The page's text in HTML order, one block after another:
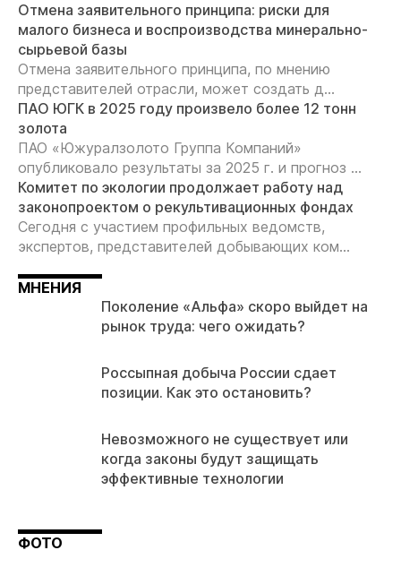
Отмена заявительного принципа: риски для
малого бизнеса и воспроизводства минерально-
сырьевой базы
Отмена заявительного принципа, по мнению
представителей отрасли, может создать д...
ПАО ЮГК в 2025 году произвело более 12 тонн
золота
ПАО «Южуралзолото Группа Компаний»
опубликовало результаты за 2025 г. и прогноз ...
Комитет по экологии продолжает работу над
законопроектом о рекультивационных фондах
Сегодня с участием профильных ведомств,
экспертов, представителей добывающих ком...
МНЕНИЯ
Поколение «Альфа» скоро выйдет на
рынок труда: чего ожидать?
Россыпная добыча России сдает
позиции. Как это остановить?
Невозможного не существует или
когда законы будут защищать
эффективные технологии
ФОТО